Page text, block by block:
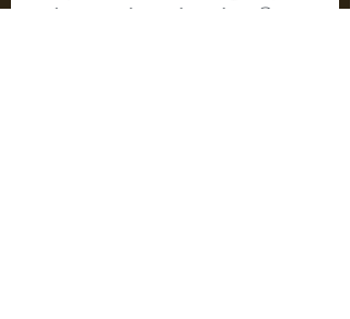
பிரிந்து வாழும் மகன்களுக்கு இடையே